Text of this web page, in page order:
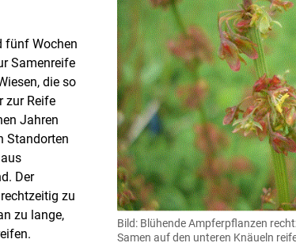
Bild: Blühende Ampferpflanzen
Samen auf den unteren Knäueln
fünf Wochen
Samenreife
die so
zur Reife
Jahren
Standorten
Der
zu
zu lange,